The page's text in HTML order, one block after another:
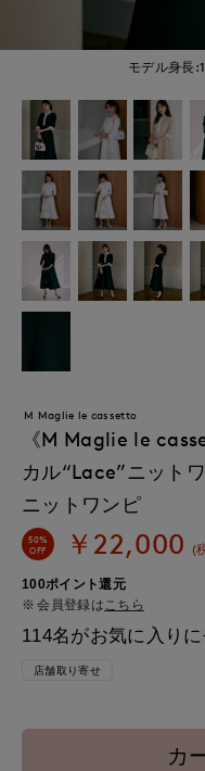
モデル身長
M Maglie le cassetto
《M Maglie le
カル“Lace”ニット
ニットワンピ
50%
OFF
￥22,000 (
100ポイント還元
会員登録は こちら
114名がお気に入り
店舗取り寄せ
カ